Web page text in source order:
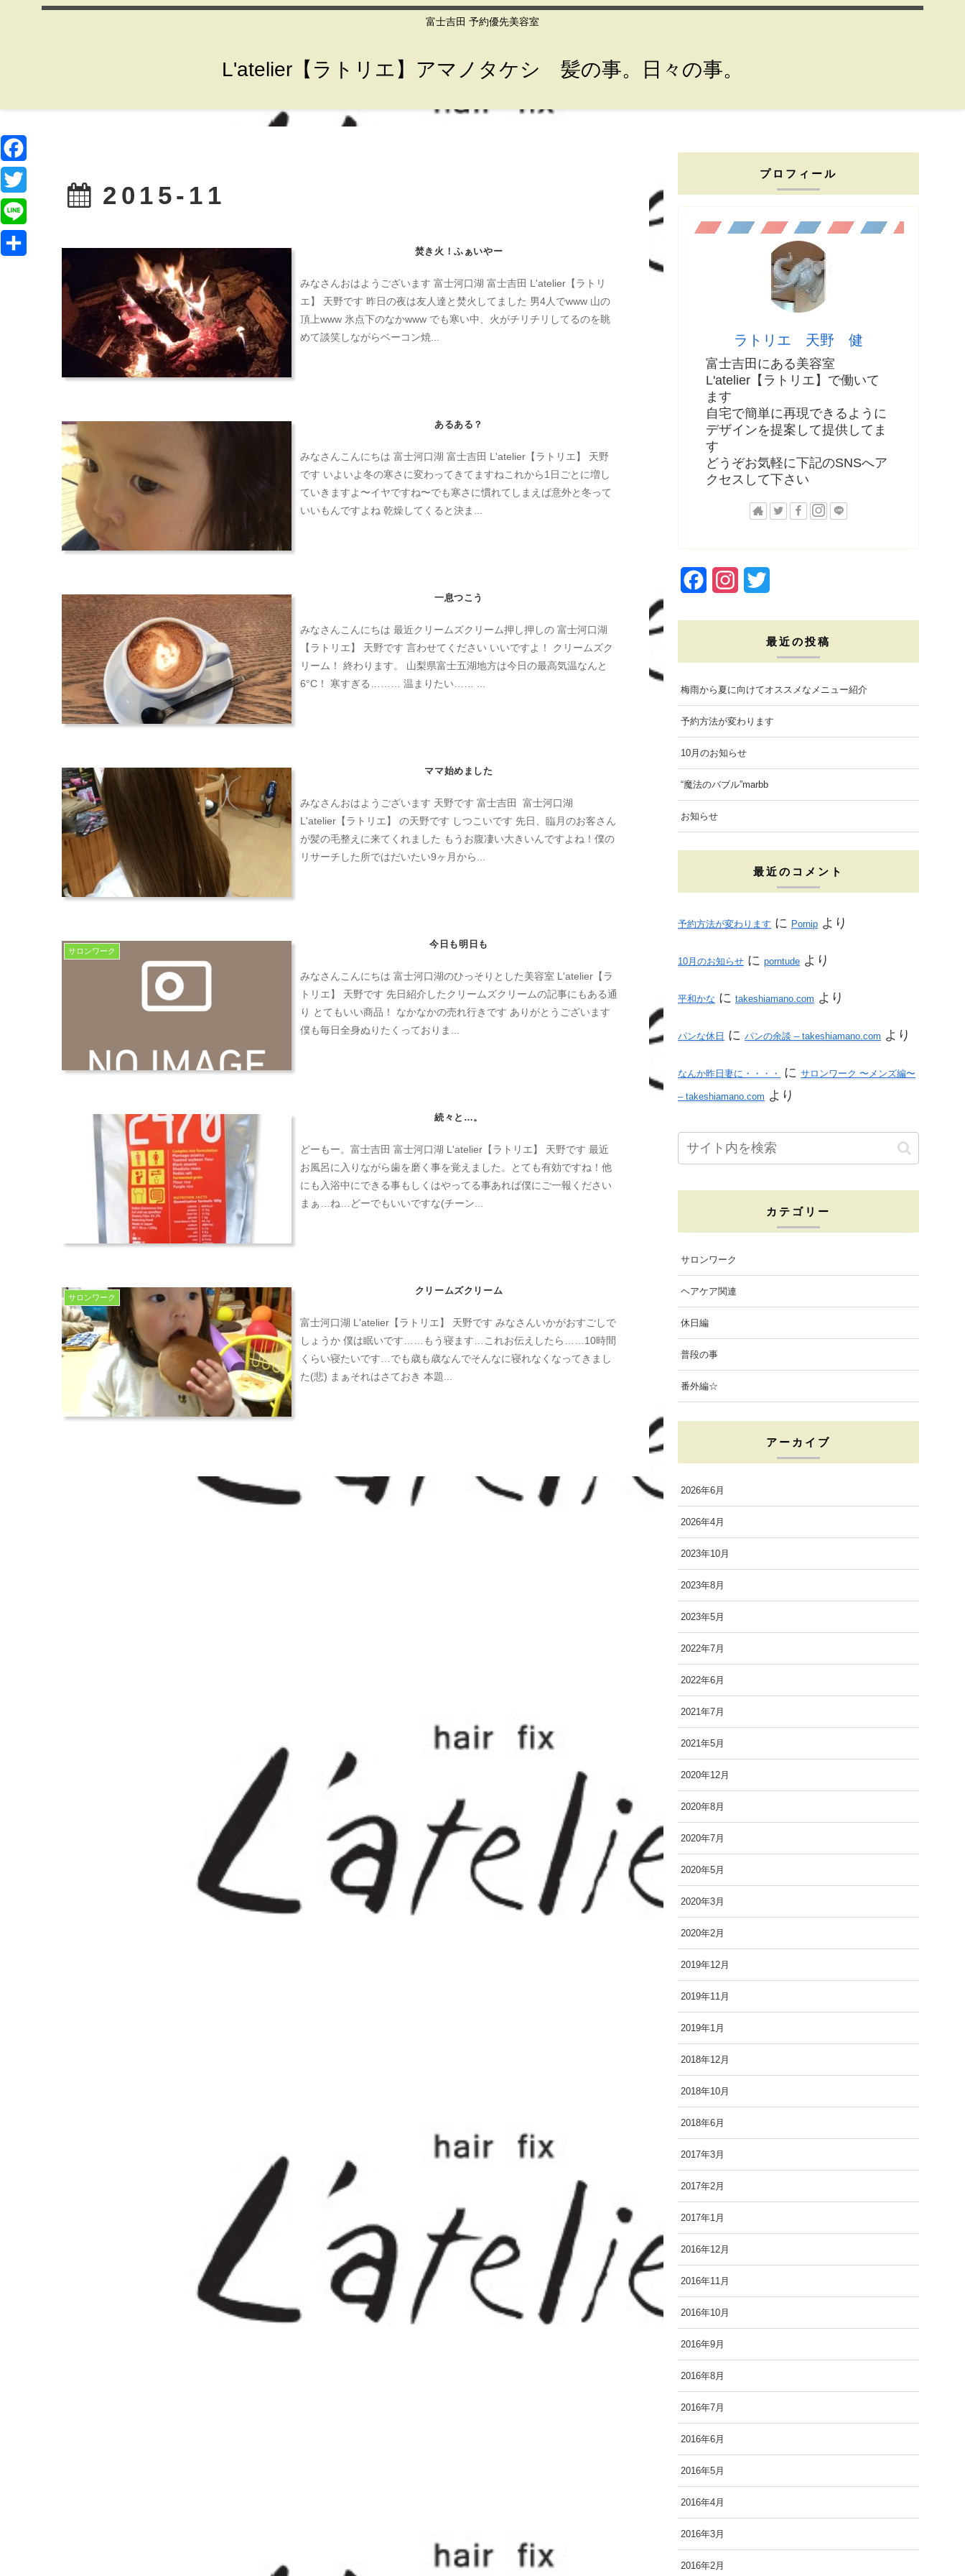
富士吉田 予約優先美容室
L'atelier【ラトリエ】アマノタケシ 髪の事。日々の事。
2015-11
焚き火！ふぁいやー
みなさんおはようございます 富士河口湖 富士吉田 L'atelier【ラトリ
エ】 天野です 昨日の夜は友人達と焚火してました 男4人でwww 山の
頂上www 氷点下のなかwww でも寒い中、火がチリチリしてるのを眺
めて談笑しながらベーコン焼...
あるある？
みなさんこんにちは 富士河口湖 富士吉田 L'atelier【ラトリエ】 天野
です いよいよ冬の寒さに変わってきてますねこれから1日ごとに増し
ていきますよ〜イヤですね〜でも寒さに慣れてしまえば意外と冬って
いいもんですよね 乾燥してくると決ま...
一息つこう
みなさんこんにちは 最近クリームズクリーム押し押しの 富士河口湖
【ラトリエ】 天野です 言わせてください いいですよ！ クリームズク
リーム！ 終わります。 山梨県富士五湖地方は今日の最高気温なんと
6°C！ 寒すぎる……… 温まりたい…… ...
ママ始めました
みなさんおはようございます 天野です 富士吉田 富士河口湖
L'atelier【ラトリエ】 の天野です しつこいです 先日、臨月のお客さん
が髪の毛整えに来てくれました もうお腹凄い大きいんですよね！僕の
リサーチした所ではだいたい9ヶ月から...
サロンワーク
今日も明日も
みなさんこんにちは 富士河口湖のひっそりとした美容室 L'atelier【ラ
トリエ】 天野です 先日紹介したクリームズクリームの記事にもある通
り とてもいい商品！ なかなかの売れ行きです ありがとうございます
僕も毎日全身ぬりたくっておりま...
続々と…。
どーもー。富士吉田 富士河口湖 L'atelier【ラトリエ】 天野です 最近
お風呂に入りながら歯を磨く事を覚えました。とても有効ですね！他
にも入浴中にできる事もしくはやってる事あれば僕にご一報ください
まぁ…ね…どーでもいいですな(チーン...
サロンワーク
クリームズクリーム
富士河口湖 L'atelier【ラトリエ】 天野です みなさんいかがおすごしで
しょうか 僕は眠いです……もう寝ます…これお伝えしたら……10時間
くらい寝たいです…でも歳も歳なんでそんなに寝れなくなってきまし
た(悲) まぁそれはさておき 本題...
F
a
c
e
T
w
i
L
プロフィール
ラトリエ 天野 健
富士吉田にある美容室
L'atelier【ラトリエ】で働いて
ます
自宅で簡単に再現できるように
デザインを提案して提供してま
す
どうぞお気軽に下記のSNSへア
クセスして下さい
b
o
o
k
a
g
r
a
m
t
e
r
最近の投稿
梅雨から夏に向けてオススメなメニュー紹介
予約方法が変わります
10月のお知らせ
“魔法のバブル”marbb
お知らせ
最近のコメント
予約方法が変わります に Pornip より
10月のお知らせ に porntude より
平和かな に takeshiamano.com より
パンな休日 に パンの余談 – takeshiamano.com より
なんか昨日妻に・・・・ に サロンワーク 〜メンズ編〜
– takeshiamano.com より
カテゴリー
サロンワーク
ヘアケア関連
休日編
普段の事
番外編☆
アーカイブ
2026年6月
2026年4月
2023年10月
2023年8月
2023年5月
2022年7月
2022年6月
2021年7月
2021年5月
2020年12月
2020年8月
2020年7月
2020年5月
2020年3月
2020年2月
2019年12月
2019年11月
2019年1月
2018年12月
2018年10月
2018年6月
2017年3月
2017年2月
2017年1月
2016年12月
2016年11月
2016年10月
2016年9月
2016年8月
2016年7月
2016年6月
2016年5月
2016年4月
2016年3月
2016年2月